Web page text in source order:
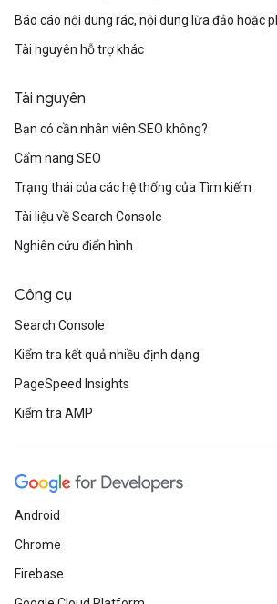
Báo cáo nội dung rác, nội dung lừa đảo hoặc
Tài nguyên hỗ trợ khác
Tài nguyên
Bạn có cần nhân viên SEO không?
Cẩm nang SEO
Trạng thái của các hệ thống của Tìm kiếm
Tài liệu về Search Console
Nghiên cứu điển hình
Công cụ
Search Console
Kiểm tra kết quả nhiều định dạng
PageSpeed Insights
Kiểm tra AMP
Android
Chrome
Firebase